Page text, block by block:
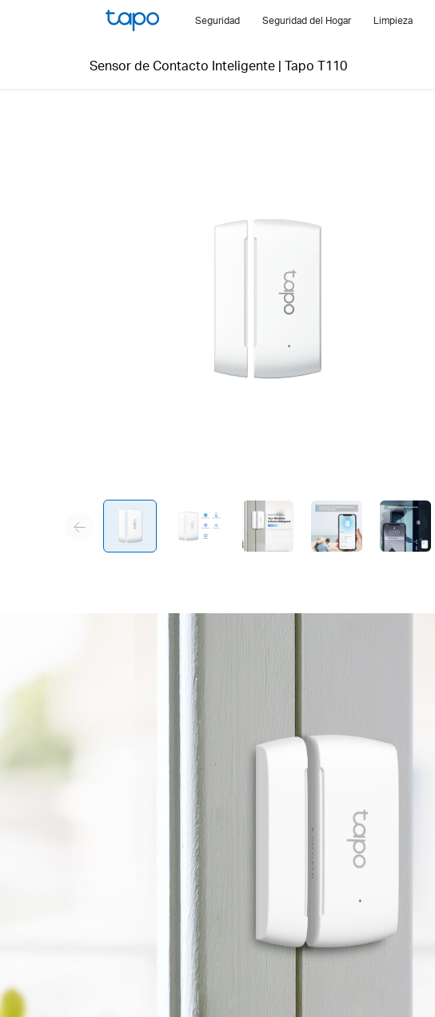
Seguridad Seguridad del Hogar Limpieza
Sensor de Contacto Inteligente | Tapo T110